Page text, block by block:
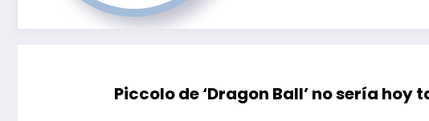
Piccolo de ‘Dragon Ball’ no sería